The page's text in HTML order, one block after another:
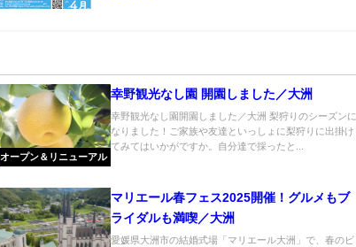
オープン＆リニューアル
幸野観光なし園 開園しました／大洲
幸野観光なし園開園しました／大洲 梨狩りのシーズンに
なりました！ご家族や友達といっしょに梨狩りに出掛け
てみてはいかがですか。自分達で採ったと...
マリエール春フェス2025開催！グルメもブ
ライダルも満喫／大洲
愛媛県大洲市の結婚式場「マリエール大洲」で、春のビ